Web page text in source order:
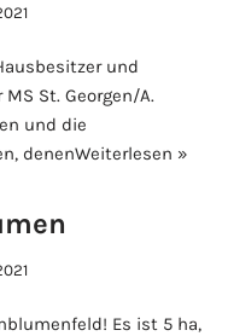
und
St. Georgen/A.
und die
denenWeiterlesen »
Es ist 5 ha,